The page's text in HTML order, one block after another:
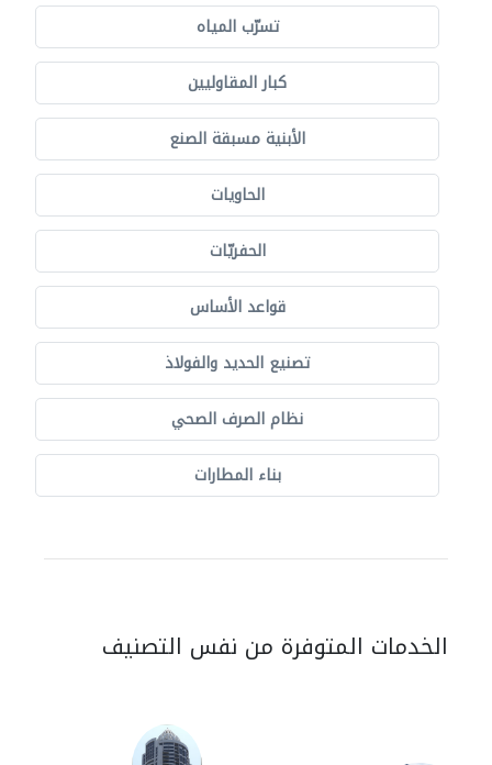
تسرّب المياه
كبار المقاوليين
الأبنية مسبقة الصنع
الحاويات
الحفريّات
قواعد الأساس
تصنيع الحديد والفولاذ
نظام الصرف الصحي
بناء المطارات
الخدمات المتوفرة من نفس التصنيف